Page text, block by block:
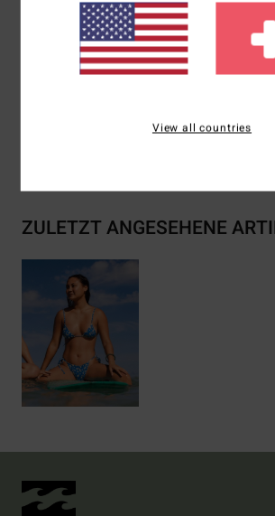
Gesticktes Logo
Zusammensetzung[Hauptmaterial] 78
ZULETZT ANGESEHENE
View all countries